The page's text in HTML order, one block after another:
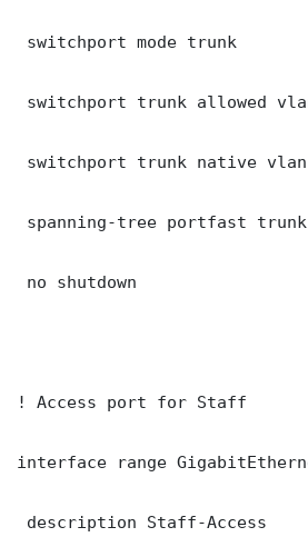
switchport mode trunk
switchport trunk allowed
switchport trunk native vlan
spanning-tree portfast trunk
no shutdown
! Access port for Staff
interface range
description Staff-Access